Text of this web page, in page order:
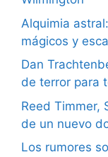
Alquimia
mágicos y
Dan
de terror para
Reed Timmer,
de un nuevo
Los rumores